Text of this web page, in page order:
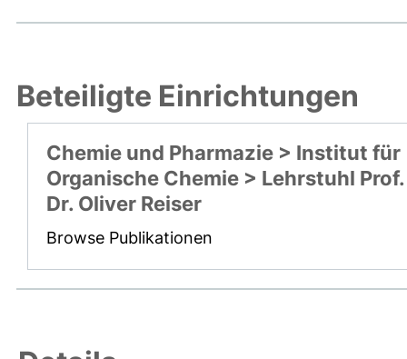
Beteiligte Einrichtungen
Chemie und Pharmazie > Institut für
Organische Chemie > Lehrstuhl Prof.
Dr. Oliver Reiser
Browse Publikationen